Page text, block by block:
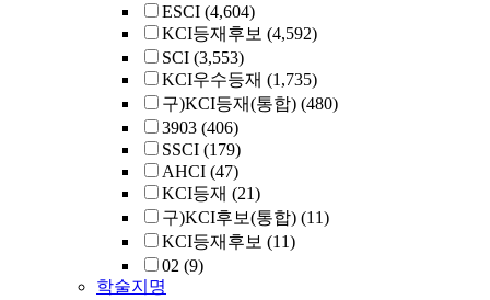
ESCI (4,604)
KCI등재후보 (4,592)
SCI (3,553)
KCI우수등재 (1,735)
구)KCI등재(통합) (480)
3903 (406)
SSCI (179)
AHCI (47)
KCI등재 (21)
구)KCI후보(통합) (11)
KCI등재후보 (11)
02 (9)
학술지명